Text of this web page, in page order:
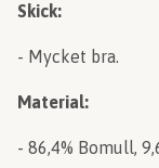
Skick:
- Mycket bra.
Material:
- 86,4% Bomull,